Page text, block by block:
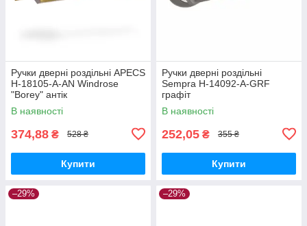
Ручки дверні роздільні APECS
H-18105-A-AN Windrose
"Borey" антік
В наявності
374,88 ₴ 528 ₴
Купити
Ручки дверні роздільні
Sempra H-14092-A-GRF
графіт
В наявності
252,05 ₴ 355 ₴
Купити
–29% –29%